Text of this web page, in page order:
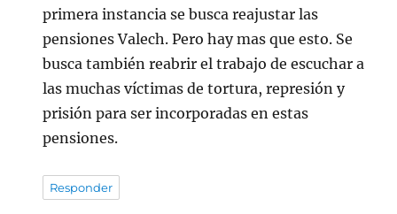
primera instancia se busca reajustar las
pensiones Valech. Pero hay mas que esto. Se
busca también reabrir el trabajo de escuchar a
las muchas víctimas de tortura, represión y
prisión para ser incorporadas en estas
pensiones.
Responder